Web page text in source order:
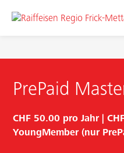
PrePaid
CHF 50.00 pro Jahr |
YoungMember (nur